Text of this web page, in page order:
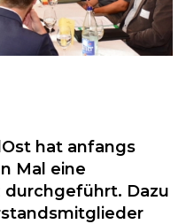
hat anfangs
Mal eine
Dazu